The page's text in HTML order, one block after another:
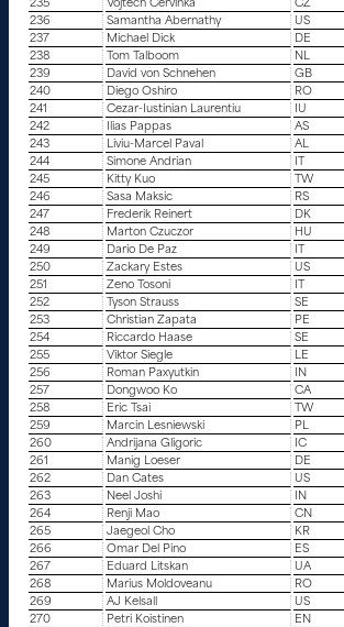
235
Vojtech Cervinka CZ
236
Samantha Abernathy US
237
Michael Dick DE
238
Tom Talboom NL
239
David von Schnehen GB
240
Diego Oshiro RO
241
Cezar-Iustinian Laurentiu IU
242
Ilias Pappas AS
243
Liviu-Marcel Paval AL
244
Simone Andrian
245
Kitty Kuo TW
246
Sasa Maksic RS
247
Frederik Reinert DK
248
Marton Czuczor HU
249
Dario De Paz
250
Zackary Estes US
251
Zeno Tosoni
252
Tyson Strauss SE
253
Christian Zapata PE
254
Riccardo Haase SE
255
Viktor Siegle LE
256
Roman Paxyutkin IN
257
Dongwoo Ko CA
258
Eric Tsai TW
259
Marcin Lesniewski PL
260
Andrijana Gligoric IC
261
Manig Loeser DE
262
Dan Cates US
263
Neel Joshi IN
264
Renji Mao CN
265
Jaegeol Cho KR
266
Omar Del Pino ES
267
Eduard Litskan UA
268
Marius Moldoveanu RO
269
AJ Kelsall US
270
Petri Koistinen EN